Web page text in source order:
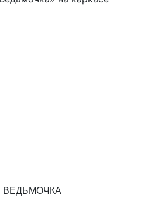
ВЕДЬМОЧКА